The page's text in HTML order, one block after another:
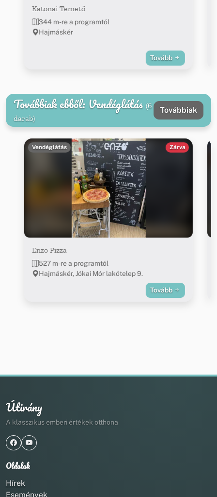
Katonai Temető
344 m-re a programtól
Hajmáskér
Tovább
Továbbiak ebből: Vendéglátás (6
darab)
Továbbiak
Vendéglátás Zárva
Enzo Pizza
527 m-re a programtól
Hajmáskér, Jókai Mór lakótelep 9.
Tovább
Útirány
A klasszikus emberi értékek otthona
Oldalak
Hírek
Események